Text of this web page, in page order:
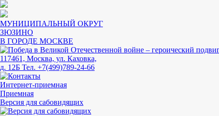
МУНИЦИПАЛЬНЫЙ ОКРУГ
ЗЮЗИНО
В ГОРОДЕ МОСКВЕ
117461, Москва, ул. Каховка,
д. 12Б Тел. +7(499)789-24-66
Интернет-приемная
Приемная
Версия для сабовидящих